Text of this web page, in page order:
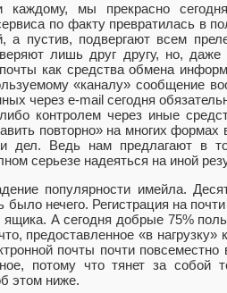
мы прекрасно
по факту превратилась в
а пустив, подвергают всем
лишь друг другу, но,
как средства обмена
«каналу» сообщение
через e-mail сегодня
контролем через иные
повторно» на многих формах
дел. Ведь нам предлагают в
серьезе надеяться на иной
популярности имейла.
было нечего. Регистрация на
ящика. А сегодня добрые 75%
предоставленное «в нагрузку»
почты почти
потому что тянет за собой
этом ниже.